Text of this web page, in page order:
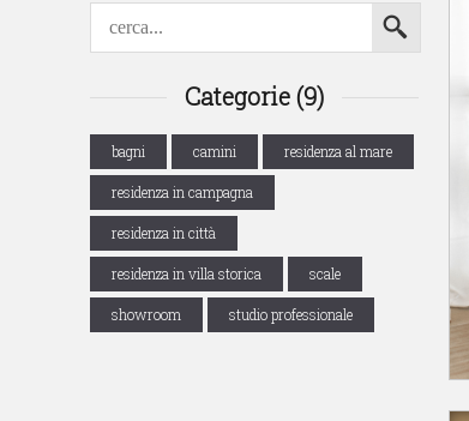
Categorie (9)
bagni camini residenza al mare
residenza in campagna
residenza in città
residenza in villa storica scale
showroom studio professionale